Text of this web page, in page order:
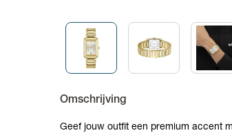
Omschrijving
Geef jouw outfit een premium accent